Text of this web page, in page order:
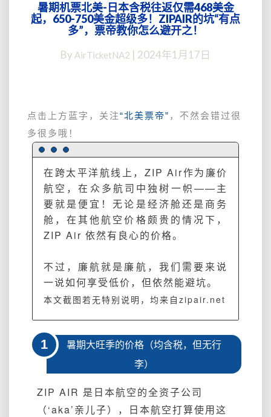
暑
期
机
北
含
往
需
468
美
金
起，
750
美
金
超
ZIPAIR
的
坑
点
多”，
暑期机票北美-日本含税往返仅需468美金
起，650-750美金超级多！ZIPAIR的坑“有点
多”，票帝教你怎么避开之！
By AirTicketNA2 2024年1月17日
点击上方蓝字，关注“北美票帝” ，不然会错过很
多很多哦！
在跨太平洋航线上，ZIP Air作为廉价
航空，在众多航司中独树一帜——主
要就是便宜！无论是经济舱还是商务
舱，在其他航空价格颇贵的情况下，
ZIP Air 依然有良心的价格。
不过，廉航就是廉航，我们需要来说
一说如何享受低价，但依然能避坑。
本文截图若无特别说明，均来自zipair.net
1
暑期大旺季的价格（均含税，但无行
李）
ZIP AIR 是日本航空的全资子公司
（‘aka’亲儿子），日本航空打算使用这